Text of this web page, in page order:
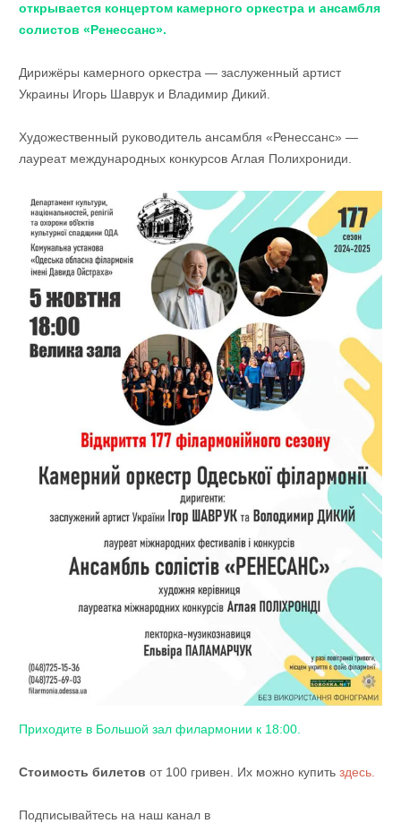
открывается концертом камерного оркестра и ансамбля
солистов «Ренессанс».
Дирижёры камерного оркестра — заслуженный артист
Украины Игорь Шаврук и Владимир Дикий.
Художественный руководитель ансамбля «Ренессанс» —
лауреат международных конкурсов Аглая Полихрониди.
Приходите в Большой зал филармонии к 18:00.
Стоимость билетов от 100 гривен. Их можно купить здесь.
Подписывайтесь на наш канал в